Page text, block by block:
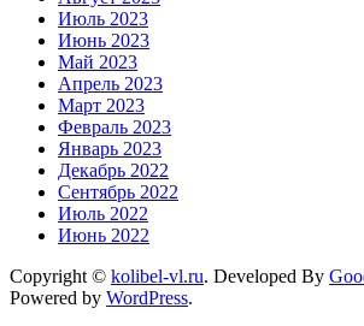
Июль 2023
Июнь 2023
Май 2023
Апрель 2023
Март 2023
Февраль 2023
Январь 2023
Декабрь 2022
Сентябрь 2022
Июль 2022
Июнь 2022
Copyright © kolibel-vl.ru. Developed By
Powered by WordPress.